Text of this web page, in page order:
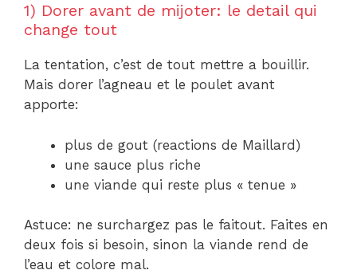
1) Dorer avant de mijoter: le detail qui
change tout
La tentation, c’est de tout mettre a bouillir.
Mais dorer l’agneau et le poulet avant
apporte:
plus de gout (reactions de Maillard)
une sauce plus riche
une viande qui reste plus « tenue »
Astuce: ne surchargez pas le faitout. Faites en
deux fois si besoin, sinon la viande rend de
l’eau et colore mal.